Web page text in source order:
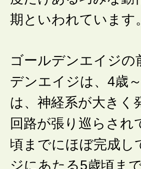
期といわれています。
ゴールデンエイジ
デンエイジは、4歳
は、神経系が大きく
回路が張り巡らされ
頃までにほぼ完成し
ジにあたる5歳頃ま